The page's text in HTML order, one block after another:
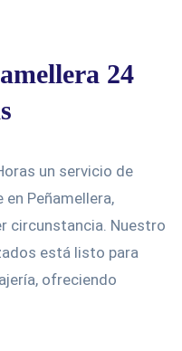
24
un servicio de
Peñamellera,
circunstancia. Nuestro
está listo para
ofreciendo